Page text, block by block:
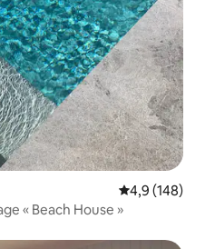
Évaluation
4,9 (148)
« Beach House »